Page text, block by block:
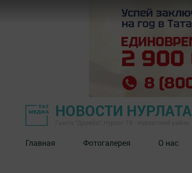
НОВОСТИ НУРЛАТА
Главная Фотогалерея О нас